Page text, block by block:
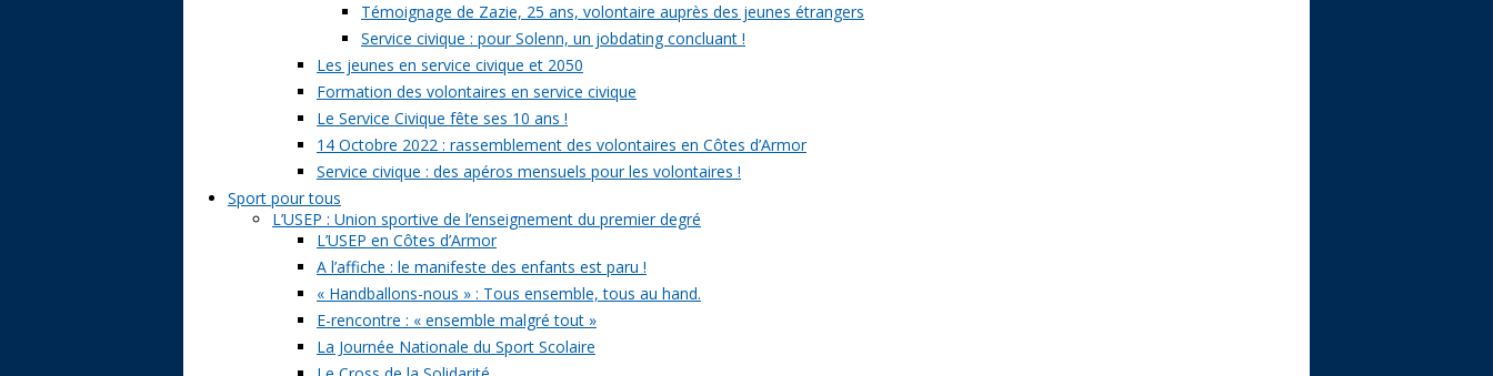
Témoignage de Zazie, 25 ans, volontaire auprès des jeunes étrangers
Service civique : pour Solenn, un jobdating concluant !
Les jeunes en service civique et 2050
Formation des volontaires en service civique
Le Service Civique fête ses 10 ans !
14 Octobre 2022 : rassemblement des volontaires en Côtes d’Armor
Service civique : des apéros mensuels pour les volontaires !
Sport pour tous
L’USEP : Union sportive de l’enseignement du premier degré
L’USEP en Côtes d’Armor
A l’affiche : le manifeste des enfants est paru !
« Handballons-nous » : Tous ensemble, tous au hand.
E-rencontre : « ensemble malgré tout »
La Journée Nationale du Sport Scolaire